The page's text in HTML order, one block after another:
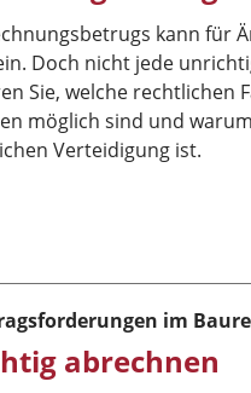
kann für
Doch nicht jede
Sie, welche rechtlichen
möglich sind und
Verteidigung ist.
im
abrechnen